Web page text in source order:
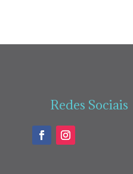
Redes Sociais